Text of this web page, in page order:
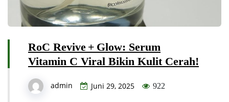
RoC Revive + Glow: Serum
Vitamin C Viral Bikin Kulit Cerah!
admin Juni 29, 2025 922